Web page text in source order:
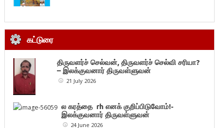
கட்டுரை
திருவளர்ச் செல்வன், திருவளர்ச் செல்வி சரியா?
– இலக்குவனார் திருவள்ளுவன்
21 July 2026
ல கரத்தை rh எனக் குறிப்பிடுவோம்!-
இலக்குவனார் திருவள்ளுவன்
24 June 2026